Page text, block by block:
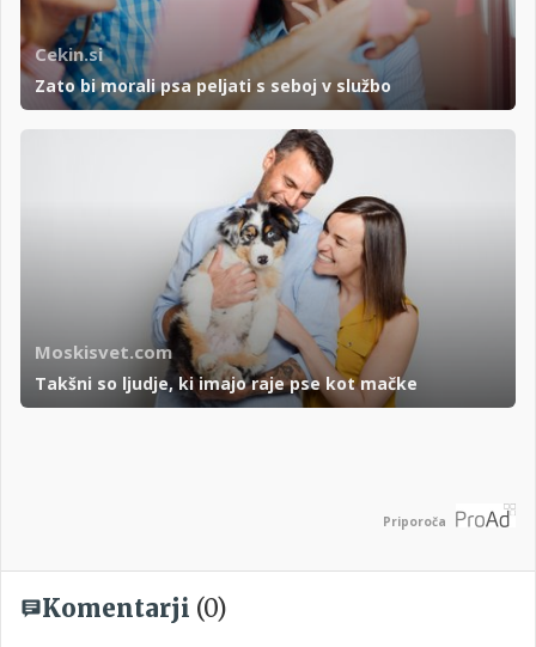
Cekin.si
Zato bi morali psa peljati s seboj v službo
Moskisvet.com
Takšni so ljudje, ki imajo raje pse kot mačke
Priporoča
Komentarji (0)